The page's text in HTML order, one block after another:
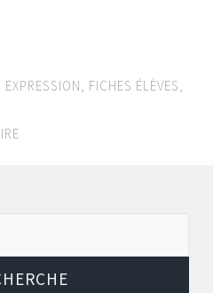
EXPRESSION, FICHES ÉLÈVES,
d’articles